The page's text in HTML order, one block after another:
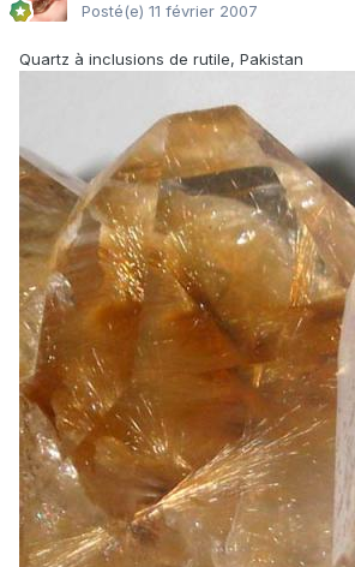
Posté(e) 11 février 2007
Quartz à inclusions de rutile, Pakistan